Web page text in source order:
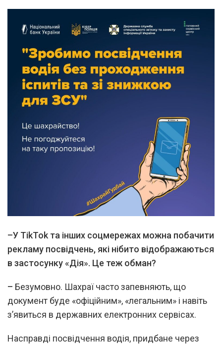
–У TikTok та інших соцмережах можна побачити
рекламу посвідчень, які нібито відображаються
в застосунку «Дія». Це теж обман?
– Безумовно. Шахраї часто запевняють, що
документ буде «офіційним», «легальним» і навіть
з’явиться в державних електронних сервісах.
Насправді посвідчення водія, придбане через